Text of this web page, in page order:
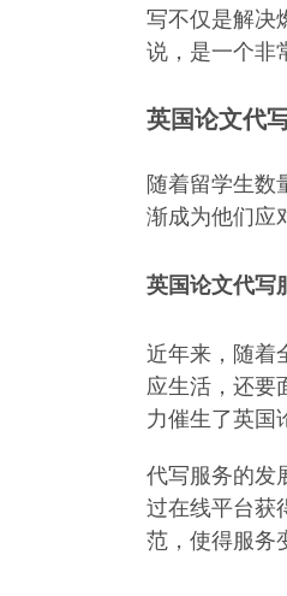
写不仅是解决
说，是一个非
英国论文代
随着留学生数
渐成为他们应
英国论文代写
近年来，随着
应生活，还要
力催生了英国
代写服务的发
过在线平台获
范，使得服务